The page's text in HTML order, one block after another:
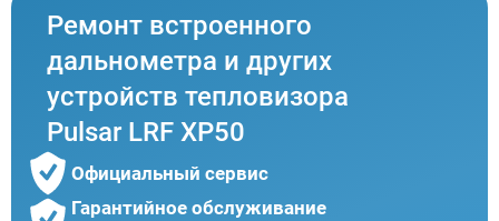
Ремонт встроенного
дальнометра и других
устройств тепловизора
Pulsar LRF XP50
Официальный сервис
Гарантийное обслуживание